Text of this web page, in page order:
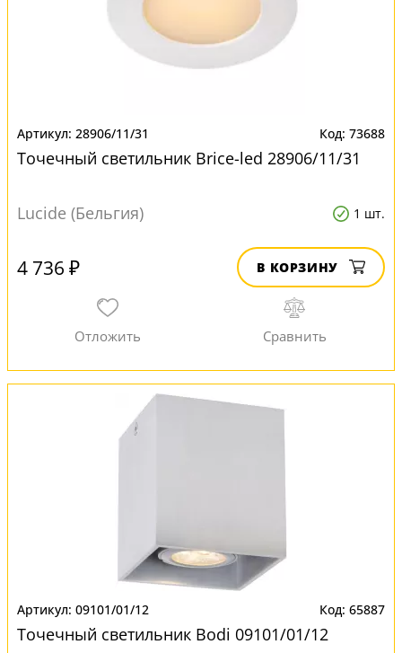
28906/11/31 73688
Точечный светильник Brice-led 28906/11/31
Lucide (Бельгия) 1 шт.
4 736 ₽ В КОРЗИНУ
09101/01/12 65887
Точечный светильник Bodi 09101/01/12